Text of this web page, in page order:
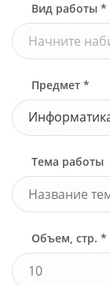
Вид работы *
Начните
Предмет *
Тема работы
Объем, стр. *